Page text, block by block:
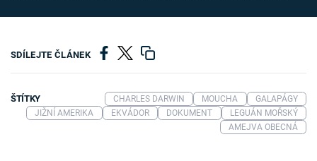
SDÍLEJTE ČLÁNEK
ŠTÍTKY CHARLES DARWIN MOUCHA
GALAPÁGY
JIŽNÍ AMERIKA
EKVÁDOR DOKUMENT
LEGUÁN MOŘSKÝ
AMEJVA OBECNÁ